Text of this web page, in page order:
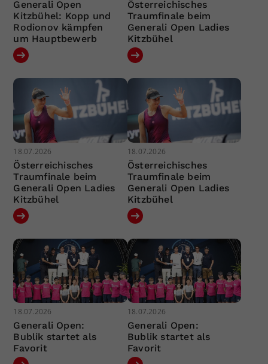
Generali Open
Kitzbühel: Kopp und
Rodionov kämpfen
um Hauptbewerb
Österreichisches
Traumfinale beim
Generali Open Ladies
Kitzbühel
18.07.2026
Österreichisches
Traumfinale beim
Generali Open Ladies
Kitzbühel
18.07.2026
Österreichisches
Traumfinale beim
Generali Open Ladies
Kitzbühel
18.07.2026
Generali Open:
Bublik startet als
Favorit
18.07.2026
Generali Open:
Bublik startet als
Favorit